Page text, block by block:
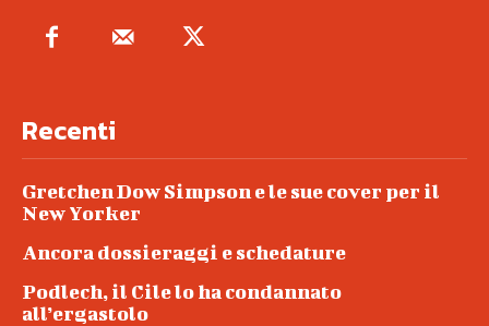
Recenti
Gretchen Dow Simpson e le sue cover per il
New Yorker
Ancora dossieraggi e schedature
Podlech, il Cile lo ha condannato
all’ergastolo